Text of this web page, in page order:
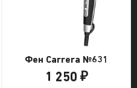
Фен Carrera №631
1 250 ₽